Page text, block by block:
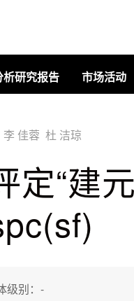
析研究报告 市场活动
李 佳蓉 杜 洁琼
定“建
级别： -